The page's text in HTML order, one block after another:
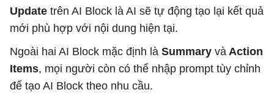
Update trên AI Block là AI sẽ tự động tạo lại kết quả
mới phù hợp với nội dung hiện tại.
Ngoài hai AI Block mặc định là Summary và Action
Items, mọi người còn có thể nhập prompt tùy chỉnh
để tạo AI Block theo nhu cầu.